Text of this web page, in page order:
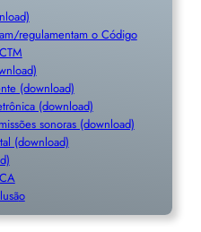
regulamentam o Código
(download)
(download)
sonoras (download)
(download)
o